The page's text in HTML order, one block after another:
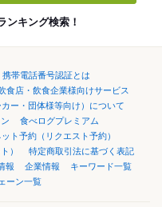
ンキング検索！
携帯電話番号認証とは
食店・飲食企業様向けサービス
ー・団体様等向け）について
食べログプレミアム
ト予約（リクエスト予約）
）
特定商取引法に基づく表記
報 企業情報
キーワード一覧
ーン一覧